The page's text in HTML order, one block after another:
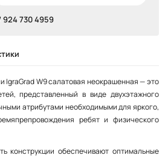
924 730 4959
IgraGrad W9 салатовая неокрашенная — это
представленный в виде двухэтажного
атрибутами необходимыми для яркого,
ребят и физического
конструкции обеспечивают оптимальные